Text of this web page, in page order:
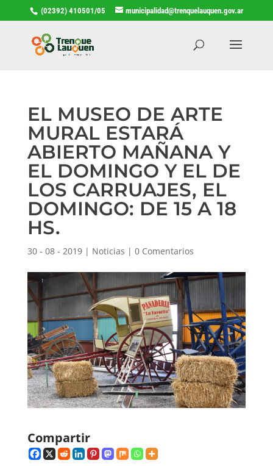
(02392) 410501/05 municipalidad@trenquelauquen.gov.ar
EL MUSEO DE ARTE
MURAL ESTARÁ
ABIERTO MAÑANA Y
EL DOMINGO Y EL DE
LOS CARRUAJES, EL
DOMINGO: DE 15 A 18
HS.
30 - 08 - 2019| Noticias | 0 Comentarios
Compartir